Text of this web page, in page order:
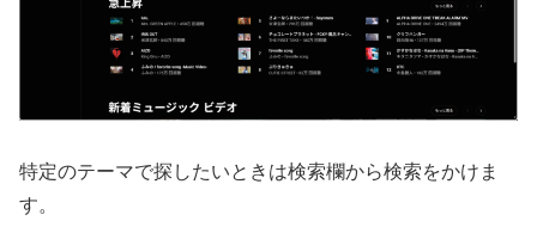
特定のテーマで探したいときは検索欄から検索をかけま
す。